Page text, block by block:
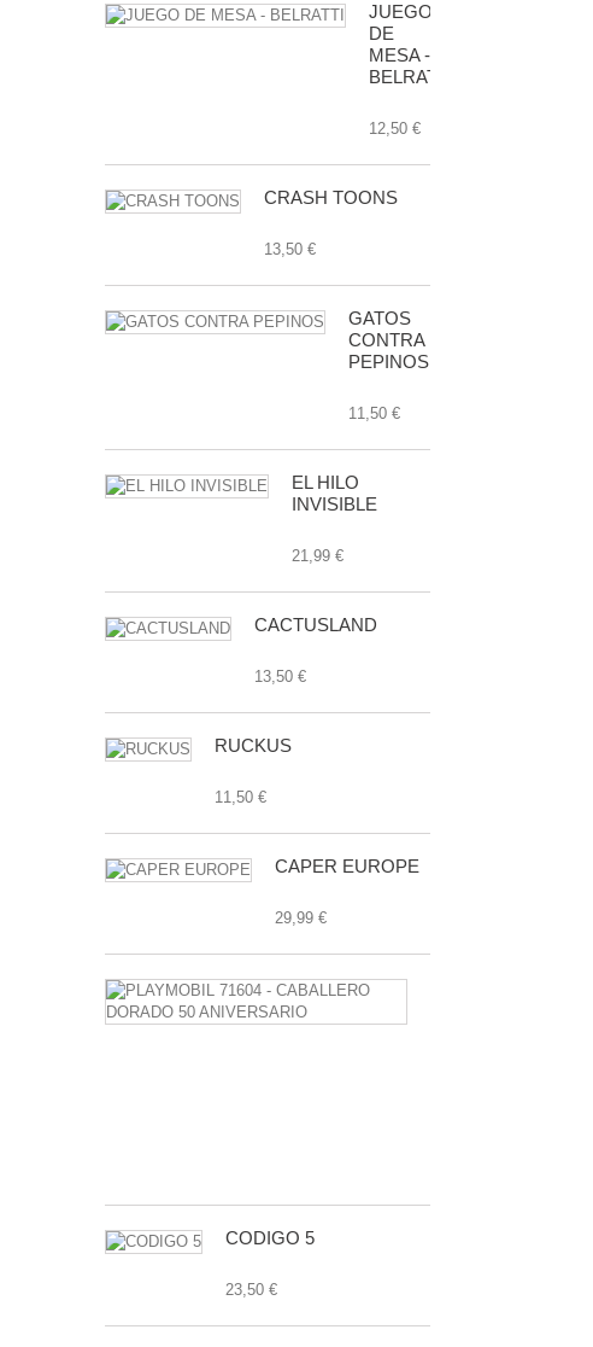
JUEGO
DE
MESA -
BELRATTI
12,50 €
CRASH TOONS
13,50 €
GATOS
CONTRA
PEPINOS
11,50 €
EL HILO
INVISIBLE
21,99 €
CACTUSLAND
13,50 €
RUCKUS
11,50 €
CAPER EUROPE
29,99 €
CODIGO 5
23,50 €